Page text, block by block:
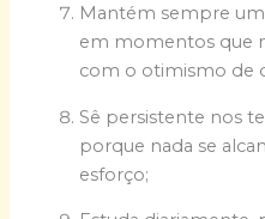
Mantém sempre
em momentos que
com o otimismo de
Sê persistente nos
porque nada se
esforço;